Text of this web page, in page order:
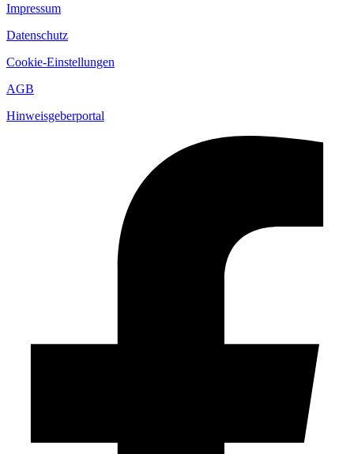
Impressum
Datenschutz
Cookie-Einstellungen
AGB
Hinweisgeberportal